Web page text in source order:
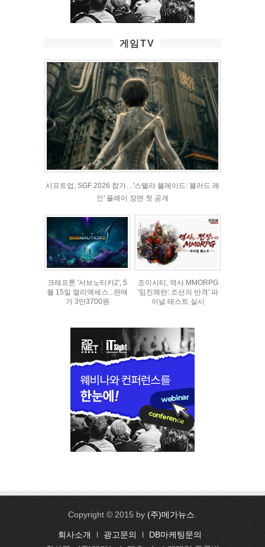
게임TV
시프트업, SGF 2026 참가…'스텔라 블레이드: 블러드 레
인' 플레이 장면 첫 공개
크래프톤 '서브노티카2', 5
월 15일 얼리액세스...판매
가 3만3700원
조이시티, 역사 MMORPG
'임진왜란: 조선의 반격' 파
이널 테스트 실시
Copyright © 2015 by (주)메가뉴스.
회사소개 l 광고문의 l
DB마케팅문의